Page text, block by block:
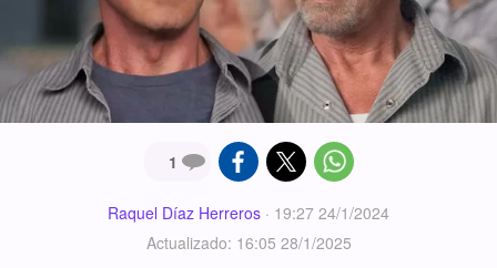
1
Raquel Díaz Herreros · 19:27 24/1/2024
Actualizado: 16:05 28/1/2025